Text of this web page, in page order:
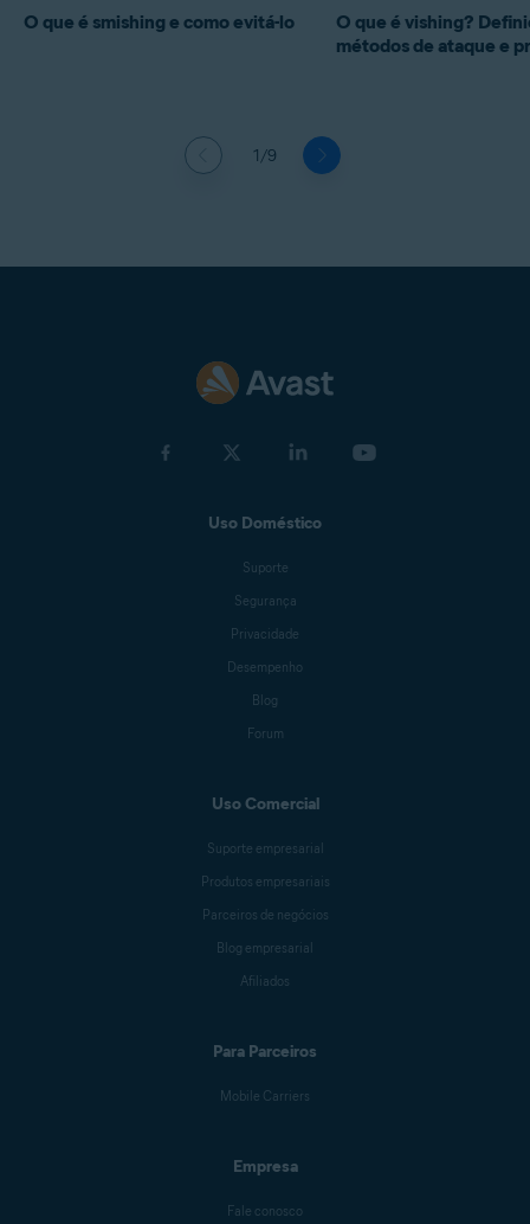
1/9
O que é smishing e como evitá-lo
O que é vishing?
métodos de ataque e
Uso Doméstico
Suporte
Segurança
Privacidade
Desempenho
Blog
Forum
Uso Comercial
Suporte empresarial
Produtos empresariais
Parceiros de negócios
Blog empresarial
Afiliados
Para Parceiros
Mobile Carriers
Empresa
Fale conosco